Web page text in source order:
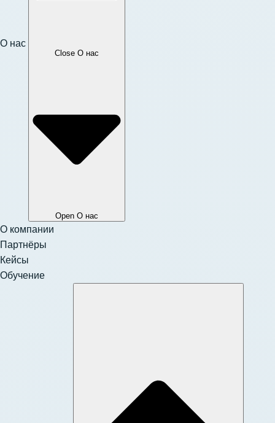
О нас
Close О нас
Open О нас
О компании
Партнёры
Кейсы
Обучение